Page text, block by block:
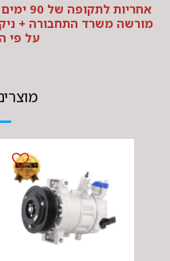
על פי